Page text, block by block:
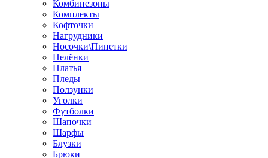
Комбинезоны
Комплекты
Кофточки
Нагрудники
Носочки\Пинетки
Пелёнки
Платья
Пледы
Ползунки
Уголки
Футболки
Шапочки
Шарфы
Блузки
Брюки